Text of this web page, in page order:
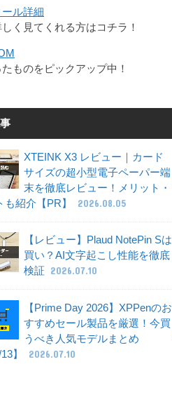
ル詳細
く見てくれる方はコチラ！
ものをピックアップ中！
XTEINK X3 レビュー｜カード
サイズの超小型電子ペーパー端
末を徹底レビュー！メリット・
も紹介【PR】
2026.08.05
【レビュー】Plaud NotePin Sは
買い？AI文字起こし性能を徹底
検証
2026.07.10
【Prime Day 2026】XPPenのお
すすめセール製品を厳選！今買
うべき人気モデルまとめ
】
2026.07.10